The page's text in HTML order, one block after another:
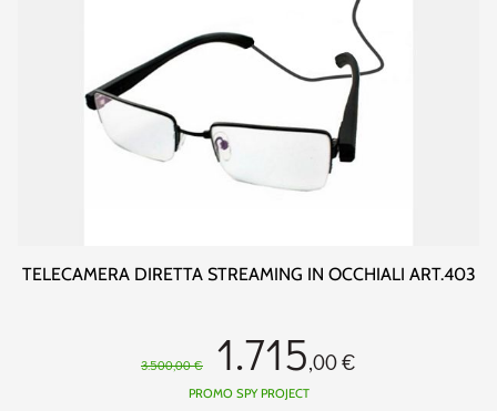
TELECAMERA DIRETTA STREAMING IN OCCHIALI ART.403
3.500,00 € 1.715,00 €
PROMO SPY PROJECT